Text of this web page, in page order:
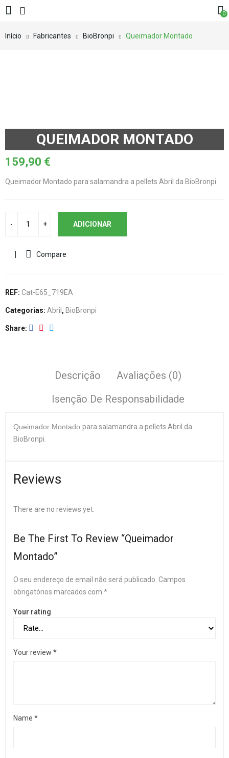
0
Início Fabricantes BioBronpi Queimador Montado
QUEIMADOR MONTADO
159,90 €
Queimador Montado para salamandra a pellets Abril da BioBronpi.
ADICIONAR
Compare
REF: Cat-E65_719EA
Categorias: Abril , BioBronpi
Share
Descrição
Avaliações (0)
Isenção De Responsabilidade
Queimador Montado para salamandra a pellets Abril da
BioBronpi.
Reviews
There are no reviews yet.
Be The First To Review “Queimador
Montado”
O seu endereço de email não será publicado. Campos
obrigatórios marcados com *
Your rating
Your review *
Name *